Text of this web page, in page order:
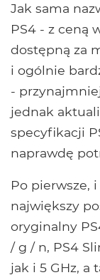
Jak sama
PS4 - z ceną
dostępną za
i ogólnie
-
jednak
specyfikacji
naprawdę
Po pierwsze,
największy
oryginalny
/ g / n, PS4
jak i 5 GHz, a